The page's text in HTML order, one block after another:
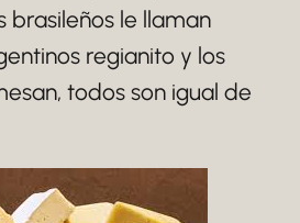
brasileños le llaman
regianito y los
todos son igual de